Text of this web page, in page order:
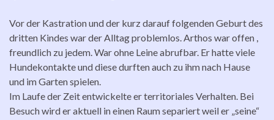
Vor der Kastration und der kurz darauf folgenden Geburt des
dritten Kindes war der Alltag problemlos. Arthos war offen ,
freundlich zu jedem. War ohne Leine abrufbar. Er hatte viele
Hundekontakte und diese durften auch zu ihm nach Hause
und im Garten spielen.
Im Laufe der Zeit entwickelte er territoriales Verhalten. Bei
Besuch wird er aktuell in einen Raum separiert weil er „seine“